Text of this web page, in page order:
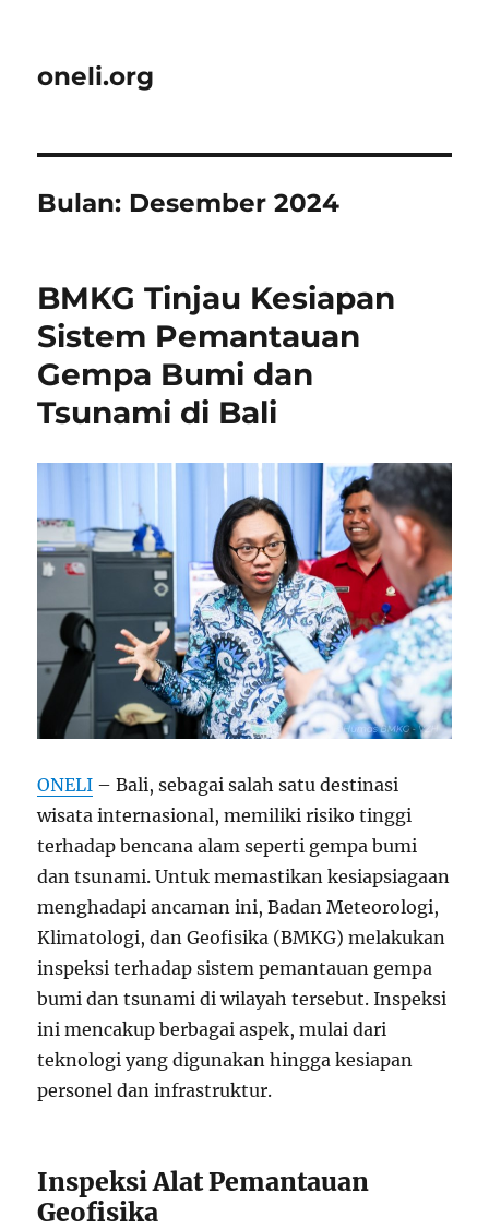
oneli.org
Bulan: Desember 2024
BMKG Tinjau Kesiapan
Sistem Pemantauan
Gempa Bumi dan
Tsunami di Bali
ONELI – Bali, sebagai salah satu destinasi
wisata internasional, memiliki risiko tinggi
terhadap bencana alam seperti gempa bumi
dan tsunami. Untuk memastikan kesiapsiagaan
menghadapi ancaman ini, Badan Meteorologi,
Klimatologi, dan Geofisika (BMKG) melakukan
inspeksi terhadap sistem pemantauan gempa
bumi dan tsunami di wilayah tersebut. Inspeksi
ini mencakup berbagai aspek, mulai dari
teknologi yang digunakan hingga kesiapan
personel dan infrastruktur.
Inspeksi Alat Pemantauan
Geofisika